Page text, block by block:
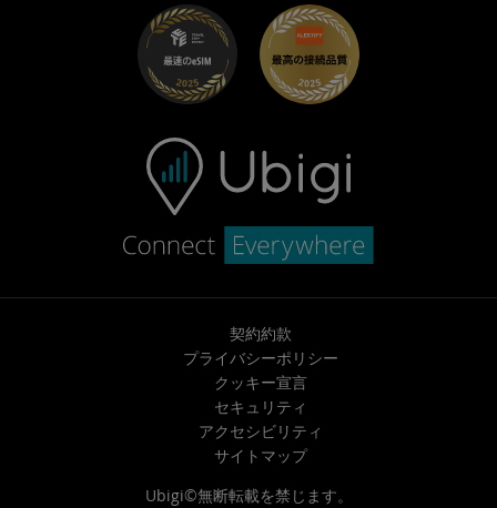
トラブルシューティング
ヘルプセンター
お問い合わせ先
契約約款
プライバシーポリシー
クッキー宣言
セキュリティ
アクセシビリティ
サイトマップ
Ubigi©無断転載を禁じます。